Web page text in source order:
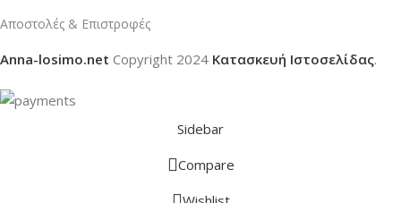
Αποστολές & Επιστροφές
Anna-losimo.net Copyright 2024 Κατασκευή Ιστοσελίδας.
Sidebar
Compare